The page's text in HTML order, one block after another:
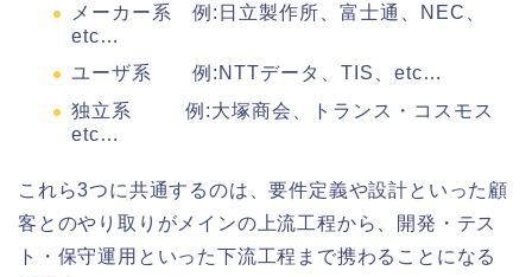
メーカー系 例:日立製作所、富士通、NEC、
etc…
ユーザ系 例:NTTデータ、TIS、etc…
独立系 例:大塚商会、トランス・コスモス
etc…
これら3つに共通するのは、要件定義や設計といった顧
客とのやり取りがメインの上流工程から、開発・テス
ト・保守運用といった下流工程まで携わることになる